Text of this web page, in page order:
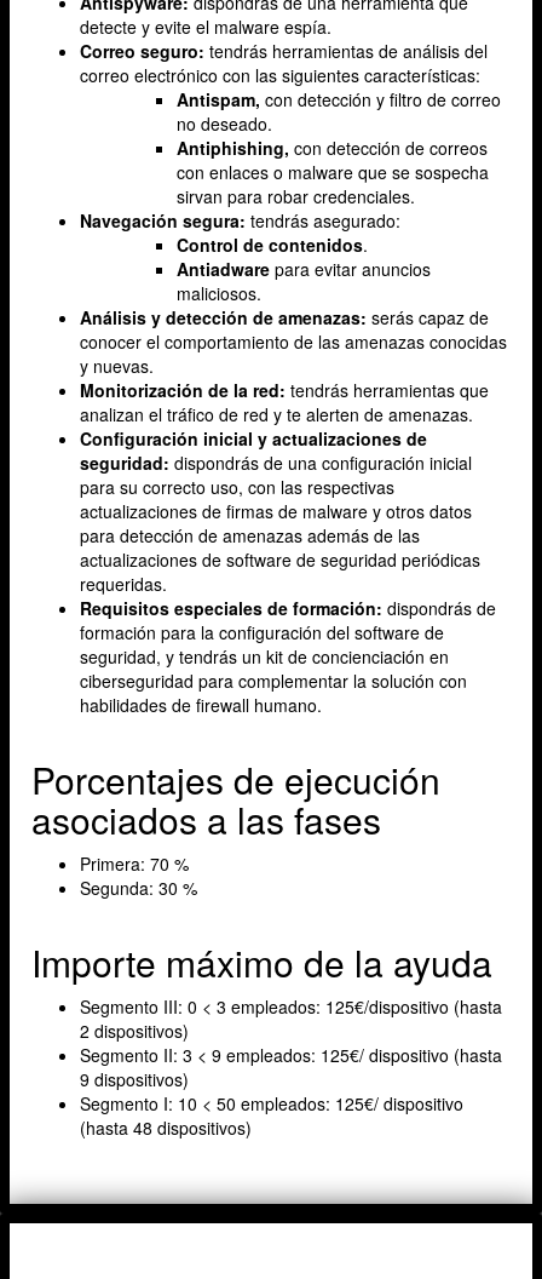
detecte y evite el malware espía.
Correo seguro: tendrás herramientas de análisis del
correo electrónico con las siguientes características:
Antispam, con detección y filtro de correo
no deseado.
Antiphishing, con detección de correos
con enlaces o malware que se sospecha
sirvan para robar credenciales.
Navegación segura: tendrás asegurado:
Control de contenidos.
Antiadware para evitar anuncios
maliciosos.
Análisis y detección de amenazas: serás capaz de
conocer el comportamiento de las amenazas conocidas
y nuevas.
Monitorización de la red: tendrás herramientas que
analizan el tráfico de red y te alerten de amenazas.
Configuración inicial y actualizaciones de
seguridad: dispondrás de una configuración inicial
para su correcto uso, con las respectivas
actualizaciones de firmas de malware y otros datos
para detección de amenazas además de las
actualizaciones de software de seguridad periódicas
requeridas.
Requisitos especiales de formación: dispondrás de
formación para la configuración del software de
seguridad, y tendrás un kit de concienciación en
ciberseguridad para complementar la solución con
habilidades de firewall humano.
Porcentajes de ejecución
asociados a las fases
Primera: 70 %
Segunda: 30 %
Importe máximo de la ayuda
Segmento III: 0 < 3 empleados: 125€/dispositivo (hasta
2 dispositivos)
Segmento II: 3 < 9 empleados: 125€/ dispositivo (hasta
9 dispositivos)
Segmento I: 10 < 50 empleados: 125€/ dispositivo
(hasta 48 dispositivos)